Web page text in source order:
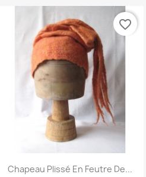
Aperçu rapide
Chapeau Plissé En Feutre De...
favorite_border